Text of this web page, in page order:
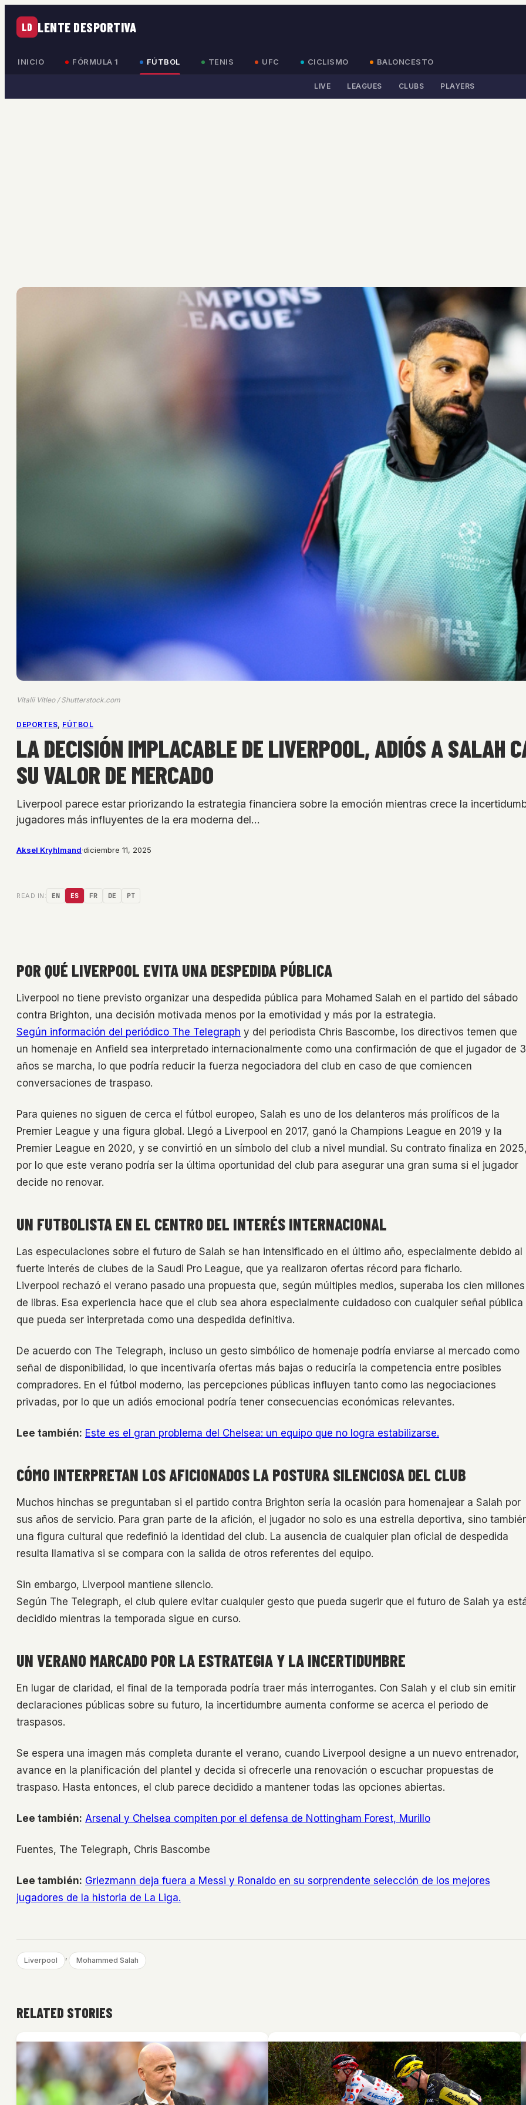
LD LENTE DESPORTIVA
INICIO FÓRMULA 1 FÚTBOL TENIS UFC CICLISMO BALONCESTO
LIVE LEAGUES CLUBS PLAYERS
Vitalii Vitleo / Shutterstock.com
DEPORTES, FÚTBOL
LA DECISIÓN IMPLACABLE DE LIVERPOOL, ADIÓS A SALAH
SU VALOR DE MERCADO
Liverpool parece estar priorizando la estrategia financiera sobre la emoción mientras crece la
jugadores más influyentes de la era moderna del…
Aksel Kryhlmand·diciembre 11, 2025
READ IN: EN ES FR DE PT
POR QUÉ LIVERPOOL EVITA UNA DESPEDIDA PÚBLICA
Liverpool no tiene previsto organizar una despedida pública para Mohamed Salah en el partido del sábado
contra Brighton, una decisión motivada menos por la emotividad y más por la estrategia.
Según información del periódico The Telegraph y del periodista Chris Bascombe, los directivos temen que
un homenaje en Anfield sea interpretado internacionalmente como una confirmación de que el jugador de
años se marcha, lo que podría reducir la fuerza negociadora del club en caso de que comiencen
conversaciones de traspaso.
Para quienes no siguen de cerca el fútbol europeo, Salah es uno de los delanteros más prolíficos de la
Premier League y una figura global. Llegó a Liverpool en 2017, ganó la Champions League en 2019 y la
Premier League en 2020, y se convirtió en un símbolo del club a nivel mundial. Su contrato finaliza en
por lo que este verano podría ser la última oportunidad del club para asegurar una gran suma si el jugador
decide no renovar.
UN FUTBOLISTA EN EL CENTRO DEL INTERÉS INTERNACIONAL
Las especulaciones sobre el futuro de Salah se han intensificado en el último año, especialmente debido al
fuerte interés de clubes de la Saudi Pro League, que ya realizaron ofertas récord para ficharlo.
Liverpool rechazó el verano pasado una propuesta que, según múltiples medios, superaba los cien millones
de libras. Esa experiencia hace que el club sea ahora especialmente cuidadoso con cualquier señal pública
que pueda ser interpretada como una despedida definitiva.
De acuerdo con The Telegraph, incluso un gesto simbólico de homenaje podría enviarse al mercado como
señal de disponibilidad, lo que incentivaría ofertas más bajas o reduciría la competencia entre posibles
compradores. En el fútbol moderno, las percepciones públicas influyen tanto como las negociaciones
privadas, por lo que un adiós emocional podría tener consecuencias económicas relevantes.
Lee también: Este es el gran problema del Chelsea: un equipo que no logra estabilizarse.
CÓMO INTERPRETAN LOS AFICIONADOS LA POSTURA SILENCIOSA DEL CLUB
Muchos hinchas se preguntaban si el partido contra Brighton sería la ocasión para homenajear a Salah por
sus años de servicio. Para gran parte de la afición, el jugador no solo es una estrella deportiva, sino
una figura cultural que redefinió la identidad del club. La ausencia de cualquier plan oficial de despedida
resulta llamativa si se compara con la salida de otros referentes del equipo.
Sin embargo, Liverpool mantiene silencio.
Según The Telegraph, el club quiere evitar cualquier gesto que pueda sugerir que el futuro de Salah ya
decidido mientras la temporada sigue en curso.
UN VERANO MARCADO POR LA ESTRATEGIA Y LA INCERTIDUMBRE
En lugar de claridad, el final de la temporada podría traer más interrogantes. Con Salah y el club sin emitir
declaraciones públicas sobre su futuro, la incertidumbre aumenta conforme se acerca el periodo de
traspasos.
Se espera una imagen más completa durante el verano, cuando Liverpool designe a un nuevo entrenador,
avance en la planificación del plantel y decida si ofrecerle una renovación o escuchar propuestas de
traspaso. Hasta entonces, el club parece decidido a mantener todas las opciones abiertas.
Lee también: Arsenal y Chelsea compiten por el defensa de Nottingham Forest, Murillo
Fuentes, The Telegraph, Chris Bascombe
Lee también: Griezmann deja fuera a Messi y Ronaldo en su sorprendente selección de los mejores
jugadores de la historia de La Liga.
Liverpool , Mohammed Salah
RELATED STORIES